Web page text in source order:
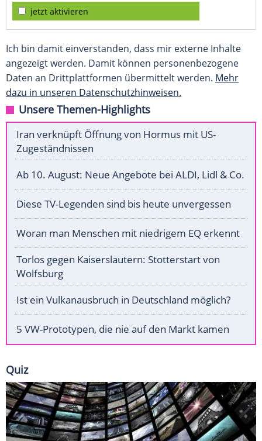
jetzt aktivieren
Ich bin damit einverstanden, dass mir externe Inhalte
angezeigt werden. Damit können personenbezogene
Daten an Drittplattformen übermittelt werden. Mehr
dazu in unseren Datenschutzhinweisen.
Unsere Themen-Highlights
Iran verknüpft Öffnung von Hormus mit US-
Zugeständnissen
Ab 10. August: Neue Angebote bei ALDI, Lidl & Co.
Diese TV-Legenden sind bis heute unvergessen
Woran man Menschen mit niedrigem EQ erkennt
Torlos gegen Kaiserslautern: Stotterstart von
Wolfsburg
Ist ein Vulkanausbruch in Deutschland möglich?
5 VW-Prototypen, die nie auf den Markt kamen
Quiz